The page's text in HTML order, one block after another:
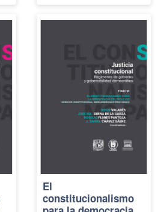
El
constitucionalismo